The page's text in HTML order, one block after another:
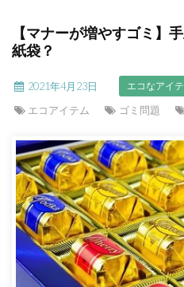
イツ
【マナーが増やすゴミ】
紙袋？
2021年4月23日 エコなアイ
エコアイテム ゴミ問題